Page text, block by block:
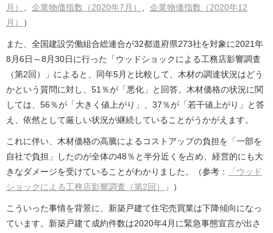
月）
企業物価指数（2020年7月）
企業物価指数（2020年12
月）
）
また、全国建設労働組合総連合が32都道府県273社を対象に2021年
8月6日～8月30日に行った「ウッドショックによる工務店影響調査
（第2回）」によると、同年5月と比較して、木材の調達状況はどう
かという質問に対し、51％が「悪化」と回答。木材価格の状況に関
しては、56％が「大きく値上がり」、37％が「若干値上がり」と答
え、依然として厳しい状況が継続していることがうかがえます。
これに伴い、木材価格の高騰によるコストアップの負担を「一部を
自社で負担」したのが全体の48％と半分近くを占め、経営的にも大
きなダメージを受けていることがわかりました。（参考：
「ウッド
ショックによる工務店影響調査（第2回）
」）
こういった事情を背景に、新築戸建て住宅売買業は下降傾向になっ
ています。新築戸建て成約件数は2020年4月に緊急事態宣言が出さ